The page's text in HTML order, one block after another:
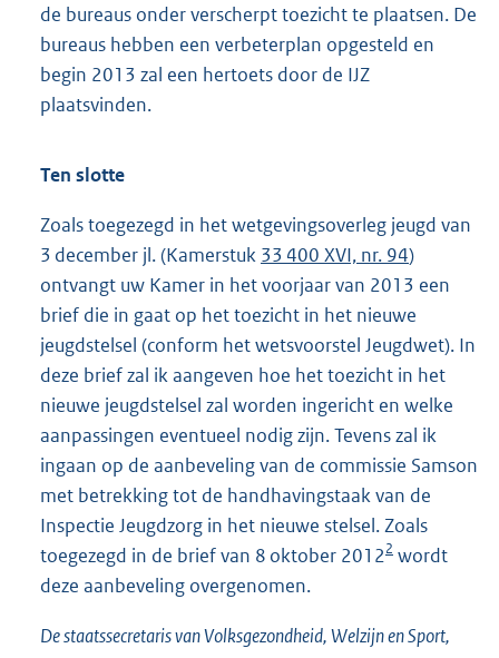
de bureaus onder verscherpt toezicht te plaatsen. De
bureaus hebben een verbeterplan opgesteld en
begin 2013 zal een hertoets door de IJZ
plaatsvinden.
Ten slotte
Zoals toegezegd in het wetgevingsoverleg jeugd van
3 december jl. (Kamerstuk 33 400 XVI, nr. 94)
ontvangt uw Kamer in het voorjaar van 2013 een
brief die in gaat op het toezicht in het nieuwe
jeugdstelsel (conform het wetsvoorstel Jeugdwet). In
deze brief zal ik aangeven hoe het toezicht in het
nieuwe jeugdstelsel zal worden ingericht en welke
aanpassingen eventueel nodig zijn. Tevens zal ik
ingaan op de aanbeveling van de commissie Samson
met betrekking tot de handhavingstaak van de
Inspectie Jeugdzorg in het nieuwe stelsel. Zoals
toegezegd in de brief van 8 oktober 20122 wordt
deze aanbeveling overgenomen.
De staatssecretaris van Volksgezondheid, Welzijn en Sport,